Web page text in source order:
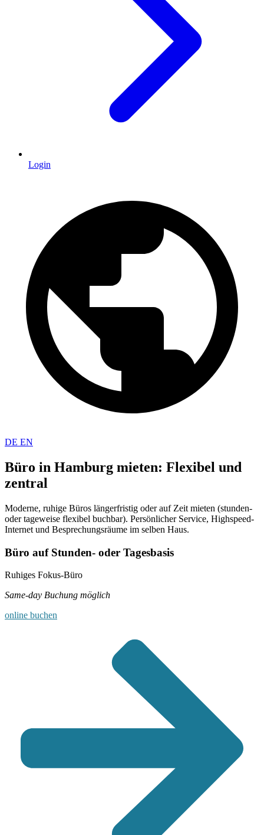
Login
DE EN
Büro in Hamburg mieten: Flexibel und
zentral
Moderne, ruhige Büros längerfristig oder auf Zeit mieten (stunden-
oder tageweise flexibel buchbar). Persönlicher Service, Highspeed-
Internet und Besprechungsräume im selben Haus.
Büro auf Stunden- oder Tagesbasis
Ruhiges Fokus-Büro
Same-day Buchung möglich
online buchen